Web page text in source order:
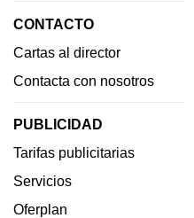
CONTACTO
Cartas al director
Contacta con nosotros
PUBLICIDAD
Tarifas publicitarias
Servicios
Oferplan